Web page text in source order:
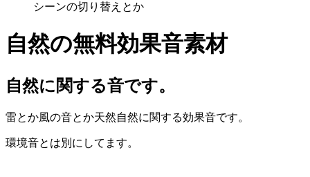
シーンの切り替えとか
自然の無料効果音素材
自然に関する音です。
雷とか風の音とか天然自然に関する効果音です。
環境音とは別にしてます。